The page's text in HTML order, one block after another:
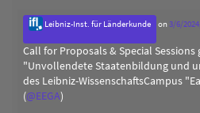
Leibniz-Inst. für Länderkunde on3/6/
Call for Proposals & Special
"Unvollendete Staatenbildung und
des Leibniz-WissenschaftsCampus
(@EEGA)